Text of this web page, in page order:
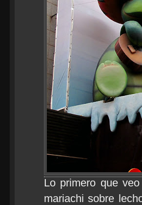
Lo primero que
mariachi sobre